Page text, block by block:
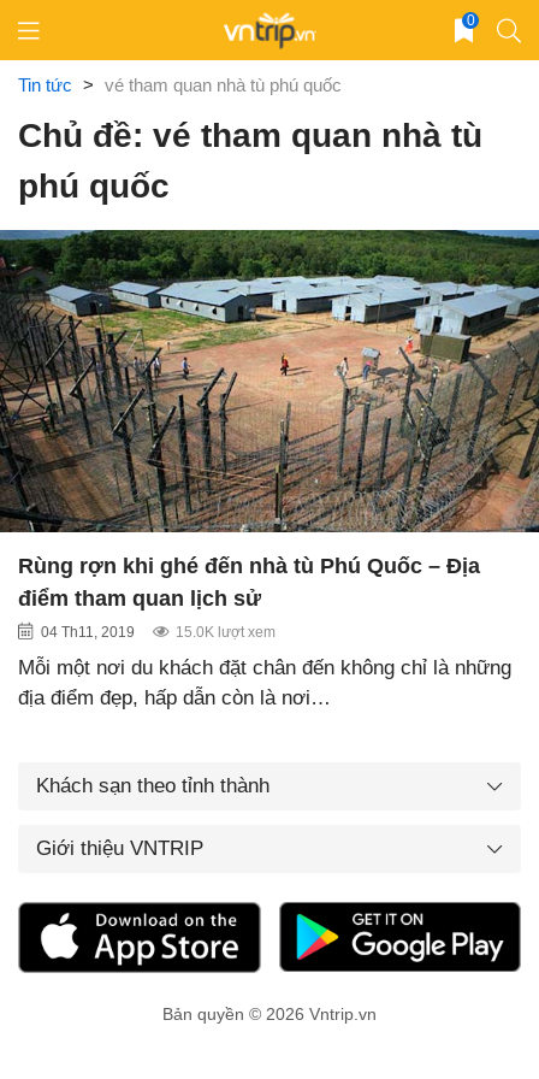
content
0
Tin tức > vé tham quan nhà tù phú quốc
Chủ đề: vé tham quan nhà tù
phú quốc
Rùng rợn khi ghé đến nhà tù Phú Quốc – Địa
điểm tham quan lịch sử
04 Th11, 2019 15.0K lượt xem
Mỗi một nơi du khách đặt chân đến không chỉ là những
địa điểm đẹp, hấp dẫn còn là nơi…
Khách sạn theo tỉnh thành
Giới thiệu VNTRIP
Bản quyền © 2026 Vntrip.vn